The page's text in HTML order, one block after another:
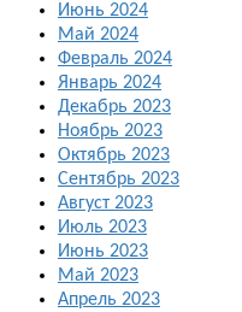
Июнь 2024
Май 2024
Февраль 2024
Январь 2024
Декабрь 2023
Ноябрь 2023
Октябрь 2023
Сентябрь 2023
Август 2023
Июль 2023
Июнь 2023
Май 2023
Апрель 2023